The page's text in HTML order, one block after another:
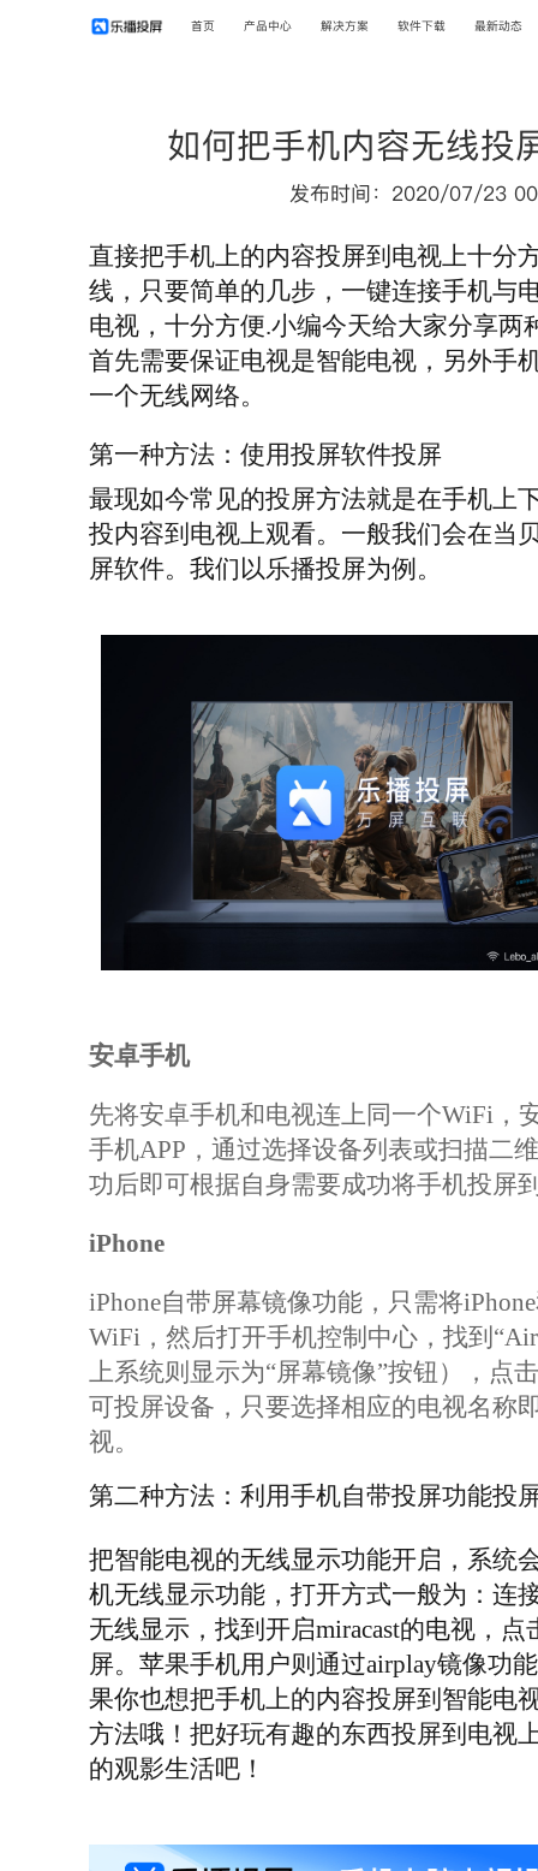
首页 产品中心 解决方案 软件下载 最新动态
如何把手机内容无线投
发布时间：2020/07/23
直接把手机上的内容投屏到电视上十分
线，只要简单的几步，一键连接手机与
电视，十分方便.小编今天给大家分享两
首先需要保证电视是智能电视，另外手
一个无线网络。
第一种方法：使用投屏软件投屏
最现如今常见的投屏方法就是在手机上
投内容到电视上观看。一般我们会在当
屏软件。我们以乐播投屏为例。
安卓手机
先将安卓手机和电视连上同一个WiFi，
手机APP，通过选择设备列表或扫描二
功后即可根据自身需要成功将手机投屏
iPhone
iPhone自带屏幕镜像功能，只需将
WiFi，然后打开手机控制中心，找到
上系统则显示为“屏幕镜像”按钮），点
可投屏设备，只要选择相应的电视名称
视。
第二种方法：利用手机自带投屏功能投
把智能电视的无线显示功能开启，系统
机无线显示功能，打开方式一般为：连
无线显示，找到开启miracast的电视，
屏。苹果手机用户则通过airplay镜像功
果你也想把手机上的内容投屏到智能电
方法哦！把好玩有趣的东西投屏到电视
的观影生活吧！